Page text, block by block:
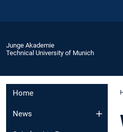
Junge Akademie
Technical University of Munich
Home
News